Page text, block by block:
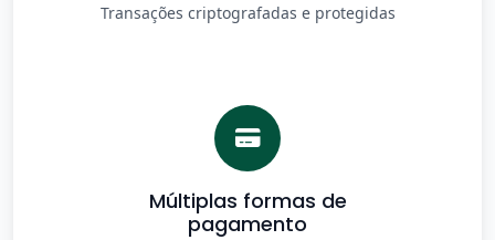
Transações criptografadas e protegidas
Múltiplas formas de
pagamento